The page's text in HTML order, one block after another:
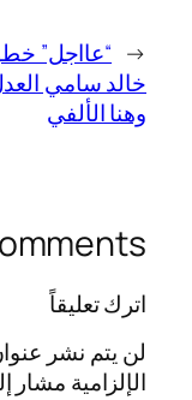
← “عااجل”
خالد سامي
وهنا الألفي
اترك تعليقاً
لن يتم نشر
الإلزامية مشار